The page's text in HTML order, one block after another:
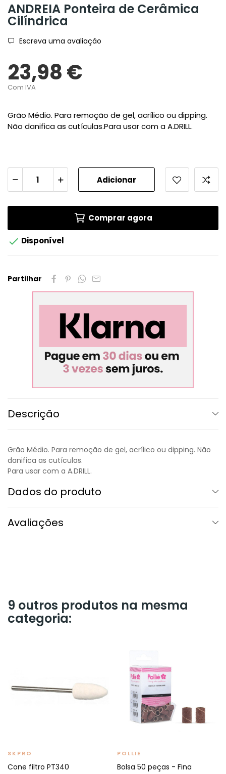
ANDREIA Ponteira de Cerâmica
Cilíndrica
Escreva uma avaliação
23,98 €
Com IVA
Grão Médio. Para remoção de gel, acrílico ou dipping.
Não danifica as cutículas.Para usar com a A.DRILL.
Adicionar
Comprar agora
 Disponível
Partilhar
Descrição
Grão Médio. Para remoção de gel, acrílico ou dipping. Não
danifica as cutículas.
Para usar com a A.DRILL.
Dados do produto
Avaliações
9 outros produtos na mesma
categoria:
SKPRO
Cone filtro PT340
POLLIE
Bolsa 50 peças - Fina